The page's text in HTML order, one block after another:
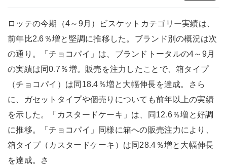
ロッテの今期（4～9月）ビスケットカテゴリー実績は、
前年比2.6％増と堅調に推移した。ブランド別の概況は次
の通り。「チョコパイ」は、ブランドトータルの4～9月
の実績は同0.7％増。販売を注力したことで、箱タイプ
（チョコパイ）は同18.4％増と大幅伸長を達成。さら
に、ガセットタイプや個売りについても前年以上の実績
を示した。「カスタードケーキ」は、同12.6％増と好調
に推移。「チョコパイ」同様に箱への販売注力により、
箱タイプ（カスタードケーキ）は同28.4％増と大幅伸長
を達成。さ